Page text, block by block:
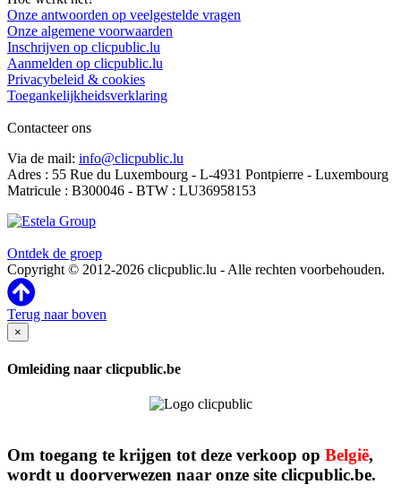
Onze antwoorden op veelgestelde vragen
Onze algemene voorwaarden
Inschrijven op clicpublic.lu
Aanmelden op clicpublic.lu
Privacybeleid & cookies
Toegankelijkheidsverklaring
Contacteer ons
Via de mail: info@clicpublic.lu
Adres : 55 Rue du Luxembourg - L-4931 Pontpierre - Luxembourg
Matricule : B300046 - BTW : LU36958153
Ontdek de groep
Copyright © 2012-2026 clicpublic.lu - Alle rechten voorbehouden.
Terug naar boven
×
Omleiding naar clicpublic.be
Om toegang te krijgen tot deze verkoop op België,
wordt u doorverwezen naar onze site clicpublic.be.